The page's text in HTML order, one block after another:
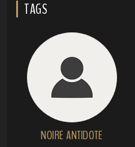
TAGS
NOIRE ANTIDOTE